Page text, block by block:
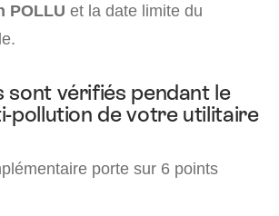
POLLU et la date limite du
sont vérifiés pendant le
pollution de votre utilitaire
porte sur 6 points